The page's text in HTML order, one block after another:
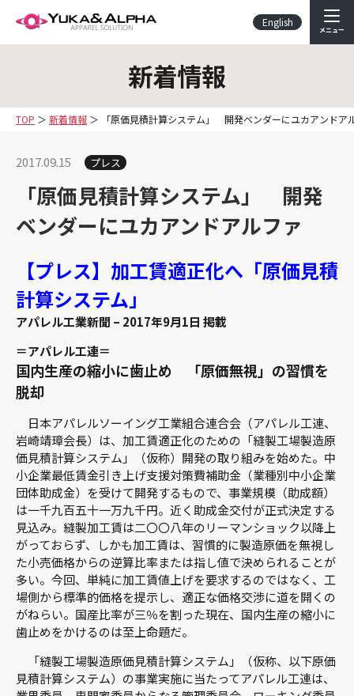
English
メニュー
新着情報
TOP 新着情報 「原価見積計算システム」 開発ベンダーにユカアンドア
プレス
2017.09.15
「原価見積計算システム」 開発
ベンダーにユカアンドアルファ
【プレス】加工賃適正化へ「原価見積
計算システム」
アパレル工業新聞 – 2017年9月1日 掲載
＝アパレル工連＝
国内生産の縮小に歯止め 「原価無視」の習慣を
脱却
日本アパレルソーイング工業組合連合会（アパレル工連、
岩崎靖璋会長）は、加工賃適正化のための「縫製工場製造原
価見積計算システム」（仮称）開発の取り組みを始めた。中
小企業最低賃金引き上げ支援対策費補助金（業種別中小企業
団体助成金）を受けて開発するもので、事業規模（助成額）
は一千九百五十一万九千円。近く助成金交付が正式決定する
見込み。縫製加工賃は二〇〇八年のリーマンショック以降上
がっておらず、しかも加工賃は、習慣的に製造原価を無視し
た小売価格からの逆算比率または指し値で決められることが
多い。今回、単純に加工賃値上げを要求するのではなく、工
場側から標準的価格を提示し、適正な価格交渉に道を開くの
がねらい。国産比率が三％を割った現在、国内生産の縮小に
歯止めをかけるのは至上命題だ。
「縫製工場製造原価見積計算システム」（仮称、以下原価
見積計算システム）の事業実施に当たってアパレル工連は、